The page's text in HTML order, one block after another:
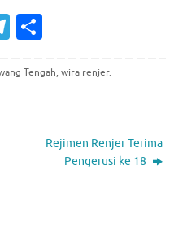
T
e ar
Tengah, wira renjer.
Rejimen Renjer Terima
Pengerusi ke 18